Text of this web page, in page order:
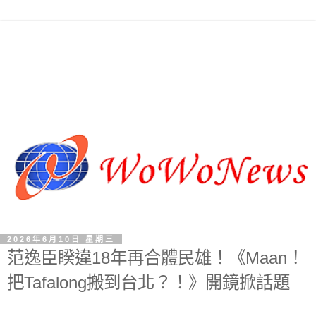
2026年6月10日 星期三
范逸臣睽違18年再合體民雄！《Maan！
把Tafalong搬到台北？！》開鏡掀話題